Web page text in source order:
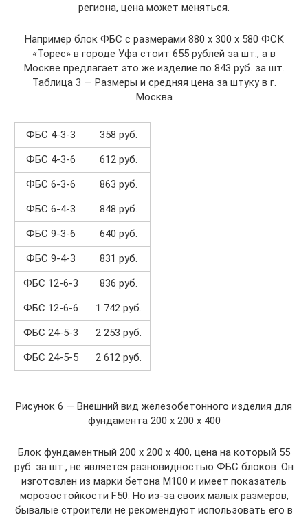
региона, цена может меняться.
Например блок ФБС с размерами 880 х 300 х 580 ФСК
«Торес» в городе Уфа стоит 655 рублей за шт., а в
Москве предлагает это же изделие по 843 руб. за шт.
Таблица 3 — Размеры и средняя цена за штуку в г.
Москва
ФБС 4-3-3
358 руб.
ФБС 4-3-6
612 руб.
ФБС 6-3-6
863 руб.
ФБС 6-4-3
848 руб.
ФБС 9-3-6
640 руб.
ФБС 9-4-3
831 руб.
ФБС 12-6-3
836 руб.
ФБС 12-6-6
1 742 руб.
ФБС 24-5-3
2 253 руб.
ФБС 24-5-5
2 612 руб.
Рисунок 6 — Внешний вид железобетонного изделия для
фундамента 200 х 200 х 400
Блок фундаментный 200 х 200 х 400, цена на который 55
руб. за шт., не является разновидностью ФБС блоков. Он
изготовлен из марки бетона M100 и имеет показатель
морозостойкости F50. Но из-за своих малых размеров,
бывалые строители не рекомендуют использовать его в